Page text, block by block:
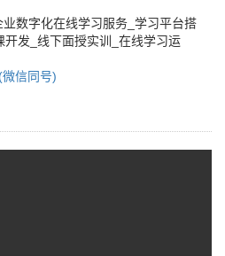
业数字化在线学习服务_学习平台搭
开发_线下面授实训_在线学习运
信同号)